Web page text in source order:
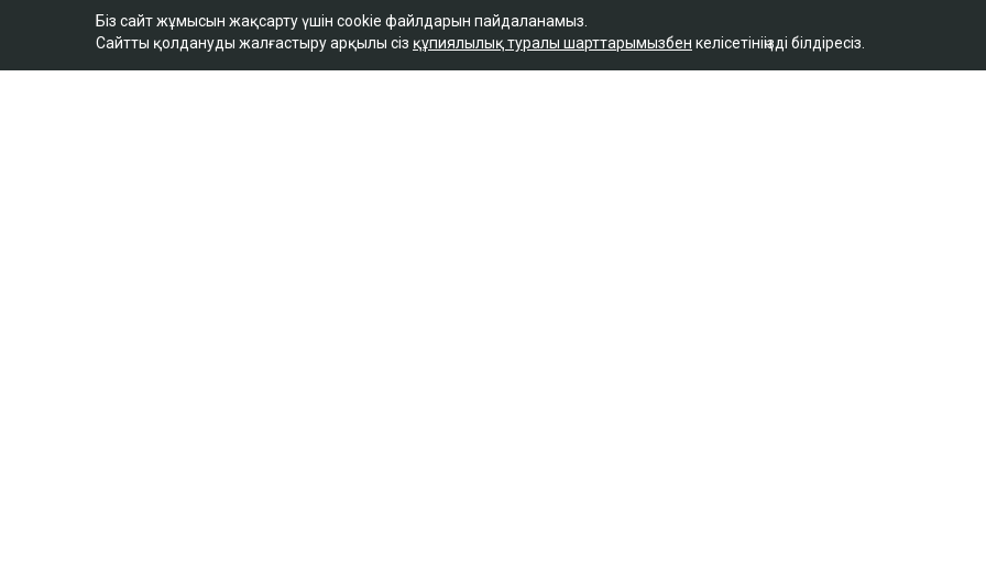
Біз сайт жұмысын жақсарту үшін cookie файлдарын пайдаланамыз.
Сайтты қолдануды жалғастыру арқылы сіз құпиялылық туралы шарттарымызбен келісетініңізді білдіресіз.